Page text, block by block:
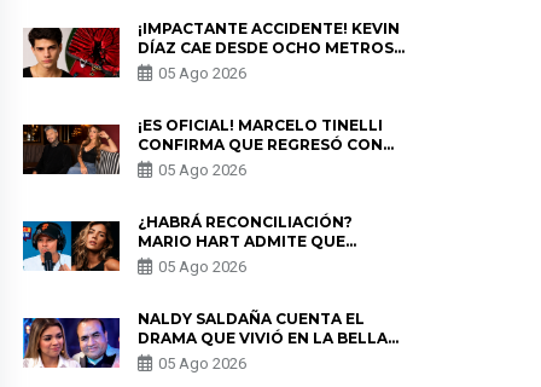
¡IMPACTANTE ACCIDENTE! KEVIN
DÍAZ CAE DESDE OCHO METROS
EN “ESTO ES GUERRA” Y GENERA
PREOCUPACIÓN
05 Ago 2026
¡ES OFICIAL! MARCELO TINELLI
CONFIRMA QUE REGRESÓ CON
MILETT FIGUEROA: “EL AMOR
PUDO MÁS”
05 Ago 2026
¿HABRÁ RECONCILIACIÓN?
MARIO HART ADMITE QUE
PODRÍA VOLVER CON KORINA
RIVADENEIRA: “NO LE CERRARÍA
05 Ago 2026
NALDY SALDAÑA CUENTA EL
DRAMA QUE VIVIÓ EN LA BELLA
LUZ TRAS DENUNCIA AL
DIRECTOR MUSICAL: “NO ME
05 Ago 2026